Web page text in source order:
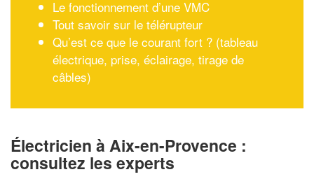
Le fonctionnement d’une VMC
Tout savoir sur le télérupteur
Qu’est ce que le courant fort ? (tableau
électrique, prise, éclairage, tirage de
câbles)
Électricien à Aix-en-Provence :
consultez les experts